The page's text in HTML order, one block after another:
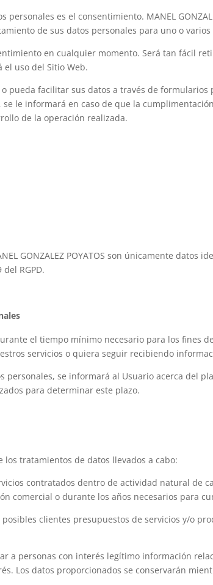
es el consentimiento. MANEL
de sus datos personales para uno o varios
en cualquier momento. Será tan fácil
uso del Sitio Web.
pueda facilitar sus datos a través de
le informará en caso de que la
de la operación realizada.
GONZALEZ POYATOS son únicamente datos
RGPD.
el tiempo mínimo necesario para los fines
servicios o quiera seguir recibiendo
personales, se informará al Usuario acerca del
para determinar este plazo.
tratamientos de datos llevados a cabo:
contratados dentro de actividad natural
comercial o durante los años necesarios para
a posibles clientes presupuestos de servicios y/o
a personas con interés legítimo información
Los datos proporcionados se conservarán